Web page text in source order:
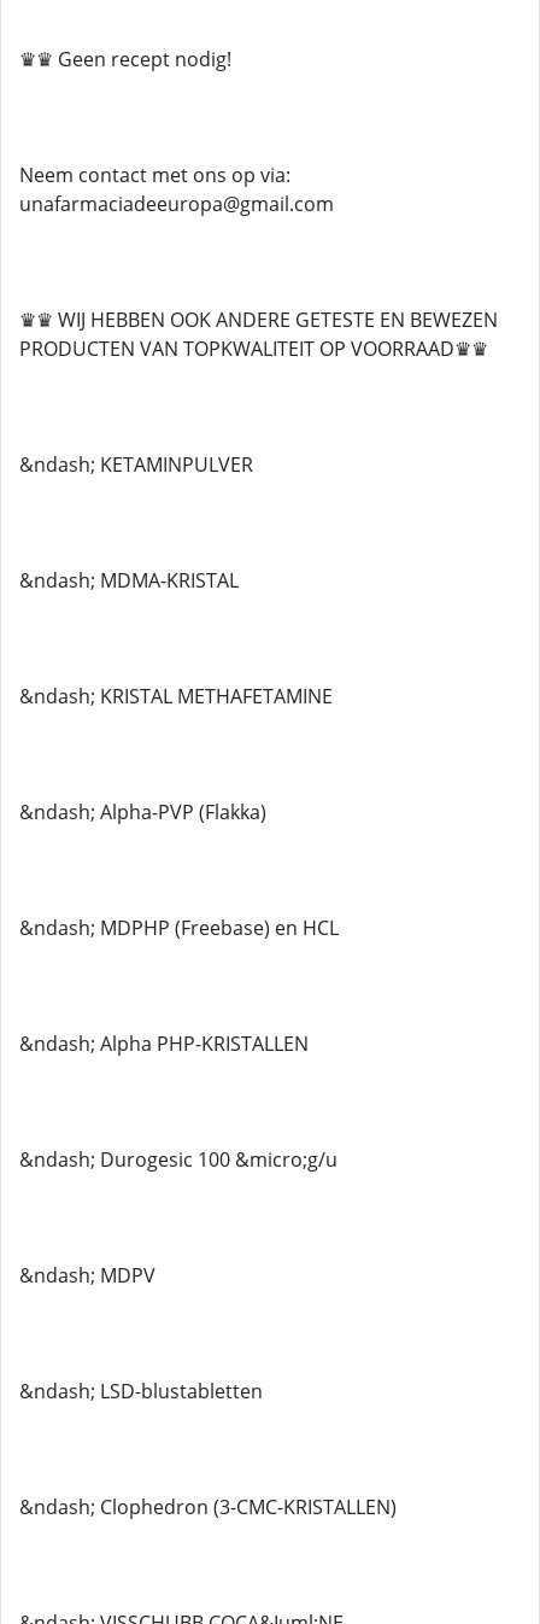
♛♛ Geen recept nodig!
Neem contact met ons op via:
unafarmaciadeeuropa@gmail.com
♛♛ WIJ HEBBEN OOK ANDERE GETESTE EN BEWEZEN
PRODUCTEN VAN TOPKWALITEIT OP VOORRAAD♛♛
&ndash; KETAMINPULVER
&ndash; MDMA-KRISTAL
&ndash; KRISTAL METHAFETAMINE
&ndash; Alpha-PVP (Flakka)
&ndash; MDPHP (Freebase) en HCL
&ndash; Alpha PHP-KRISTALLEN
&ndash; Durogesic 100 &micro;g/u
&ndash; MDPV
&ndash; LSD-blustabletten
&ndash; Clophedron (3-CMC-KRISTALLEN)